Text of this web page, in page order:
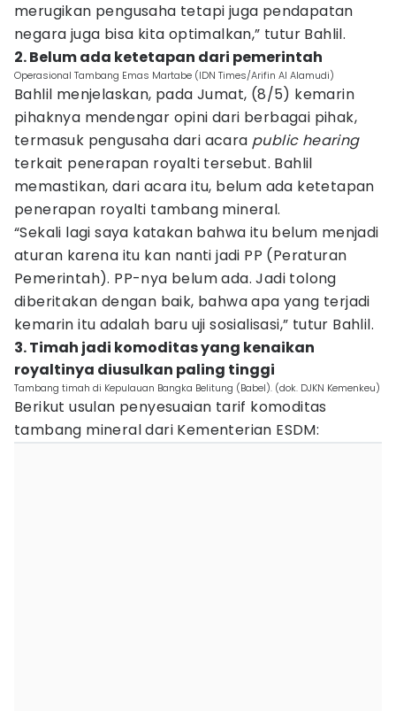
merugikan pengusaha tetapi juga pendapatan
negara juga bisa kita optimalkan,” tutur Bahlil.
2. Belum ada ketetapan dari pemerintah
Operasional Tambang Emas Martabe (IDN Times/Arifin Al Alamudi)
Bahlil menjelaskan, pada Jumat, (8/5) kemarin
pihaknya mendengar opini dari berbagai pihak,
termasuk pengusaha dari acara public hearing
terkait penerapan royalti tersebut. Bahlil
memastikan, dari acara itu, belum ada ketetapan
penerapan royalti tambang mineral.
“Sekali lagi saya katakan bahwa itu belum menjadi
aturan karena itu kan nanti jadi PP (Peraturan
Pemerintah). PP-nya belum ada. Jadi tolong
diberitakan dengan baik, bahwa apa yang terjadi
kemarin itu adalah baru uji sosialisasi,” tutur Bahlil.
3. Timah jadi komoditas yang kenaikan
royaltinya diusulkan paling tinggi
Tambang timah di Kepulauan Bangka Belitung (Babel). (dok. DJKN Kemenkeu)
Berikut usulan penyesuaian tarif komoditas
tambang mineral dari Kementerian ESDM: